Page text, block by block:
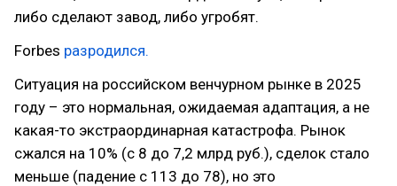
либо сделают завод, либо угробят.
Forbes разродился.
Ситуация на российском венчурном рынке в 2025
году – это нормальная, ожидаемая адаптация, а не
какая-то экстраординарная катастрофа. Рынок
сжался на 10% (с 8 до 7,2 млрд руб.), сделок стало
меньше (падение с 113 до 78), но это